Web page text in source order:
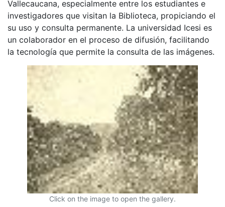
Vallecaucana, especialmente entre los estudiantes e
investigadores que visitan la Biblioteca, propiciando el
su uso y consulta permanente. La universidad Icesi es
un colaborador en el proceso de difusión, facilitando
la tecnología que permite la consulta de las imágenes.
Click on the image to open the gallery.